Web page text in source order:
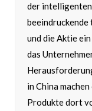
der
und die Aktie
das
in China
Produkte dort